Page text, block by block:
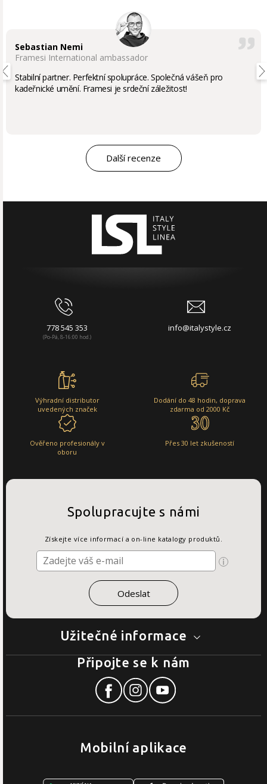
Sebastian Nemi
Framesi International ambassador
Stabilní partner. Perfektní spolupráce. Společná vášeň pro
kadeřnické umění. Framesi je srdeční záležitost!
Další recenze
778 545 353
(Po-Pá, 8-16:00 hod.)
info@italystyle.cz
Výhradní distributor
uvedených značek
Dodání do 48 hodin, doprava
zdarma od 2000 Kč
Ověřeno profesionály v
oboru
Přes 30 let zkušeností
Užitečné informace
Spolupracujte s námi
Získejte více informací a on-line katalogy produktů.
Mobilní aplikace
Připojte se k nám